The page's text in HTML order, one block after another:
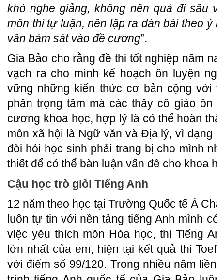
khó nghe giảng, không nên quá đi sâu
môn thi tự luận, nên lập ra dàn bài theo
vẫn bám sát vào đề cương”.
Gia Bảo cho rằng đề thi tốt nghiệp năm
vạch ra cho mình kế hoạch ôn luyện
vững những kiến thức cơ bản cộng với
phần trọng tâm mà các thầy cô giáo
cương khoa học, hợp lý là có thể hoàn
môn xã hội là Ngữ văn và Địa lý, vì
đòi hỏi học sinh phải trang bị cho mình
thiết để có thể bàn luận vấn đề cho khoa
Cậu học trò giỏi Tiếng Anh
12 năm theo học tại Trường Quốc tế Á
luôn tự tin với nền tảng tiếng Anh mình
việc yêu thích môn Hóa học, thì Tiếng
lớn nhất của em, hiện tại kết quả thi
với điểm số 99/120. Trong nhiều năm